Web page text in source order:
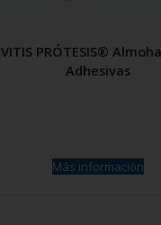
VITIS PRÓTESIS®
Adhesivas
Más información